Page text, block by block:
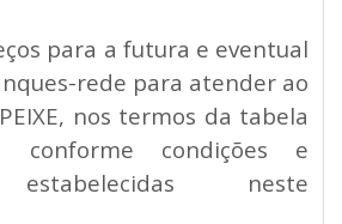
para a futura e eventual
rede para atender ao
nos termos da tabela
condições e
estabelecidas neste